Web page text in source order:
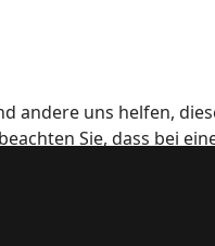
andere uns helfen,
Sie, dass bei